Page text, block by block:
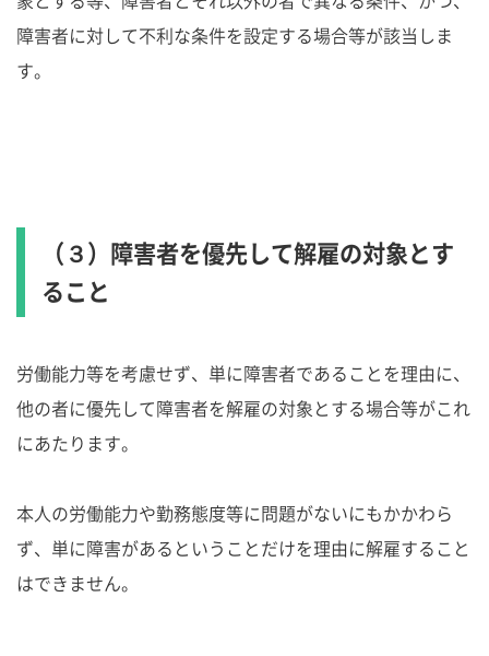
障害者に対して不利な条件を設定する場合等が該当しま
す。
（３）障害者を優先して解雇の対象とす
ること
労働能力等を考慮せず、単に障害者であることを理由に、
他の者に優先して障害者を解雇の対象とする場合等がこれ
にあたります。
本人の労働能力や勤務態度等に問題がないにもかかわら
ず、単に障害があるということだけを理由に解雇すること
はできません。